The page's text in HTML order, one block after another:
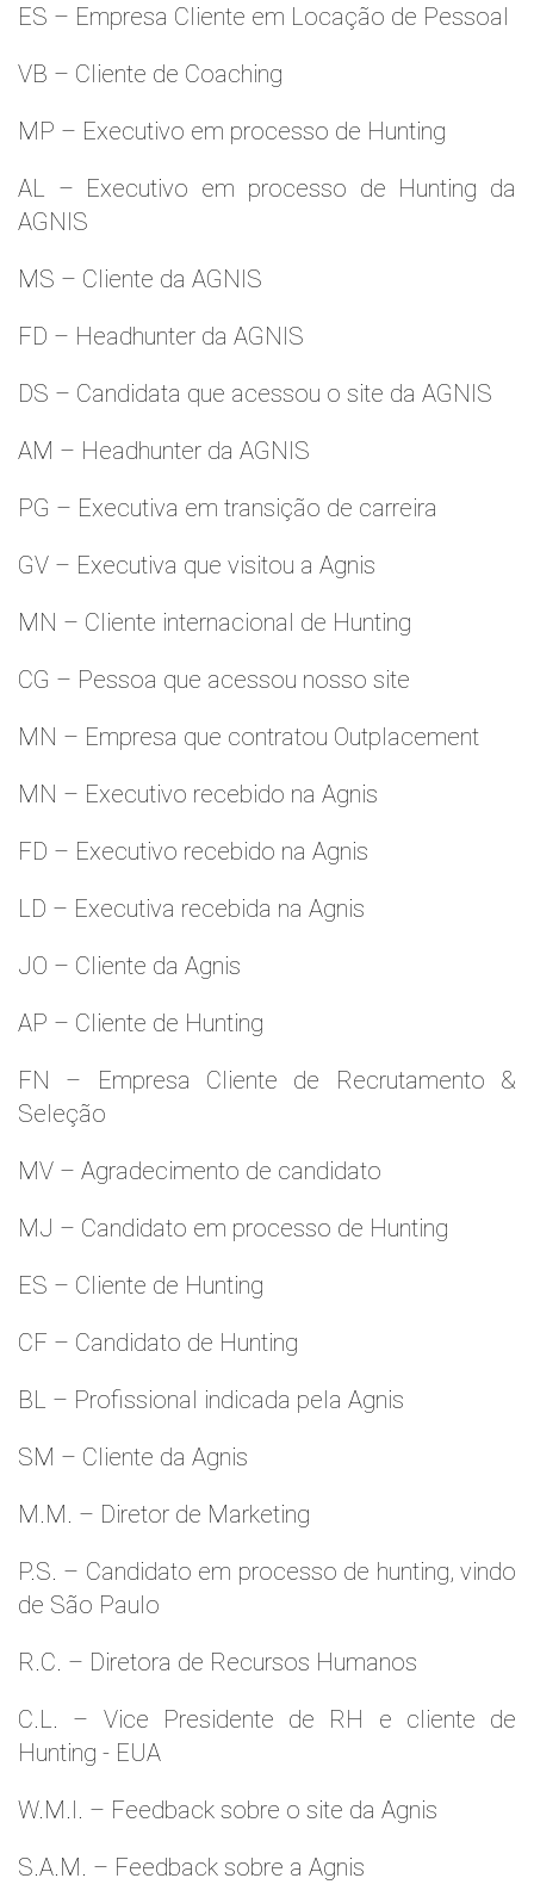
ES – Empresa Cliente em Locação de Pessoal
VB – Cliente de Coaching
MP – Executivo em processo de Hunting
AL – Executivo em processo de Hunting da
AGNIS
MS – Cliente da AGNIS
FD – Headhunter da AGNIS
DS – Candidata que acessou o site da AGNIS
AM – Headhunter da AGNIS
PG – Executiva em transição de carreira
GV – Executiva que visitou a Agnis
MN – Cliente internacional de Hunting
CG – Pessoa que acessou nosso site
MN – Empresa que contratou Outplacement
MN – Executivo recebido na Agnis
FD – Executivo recebido na Agnis
LD – Executiva recebida na Agnis
JO – Cliente da Agnis
AP – Cliente de Hunting
FN – Empresa Cliente de Recrutamento &
Seleção
MV – Agradecimento de candidato
MJ – Candidato em processo de Hunting
ES – Cliente de Hunting
CF – Candidato de Hunting
BL – Profissional indicada pela Agnis
SM – Cliente da Agnis
M.M. – Diretor de Marketing
P.S. – Candidato em processo de hunting, vindo
de São Paulo
R.C. – Diretora de Recursos Humanos
C.L. – Vice Presidente de RH e cliente de
Hunting - EUA
W.M.l. – Feedback sobre o site da Agnis
S.A.M. – Feedback sobre a Agnis